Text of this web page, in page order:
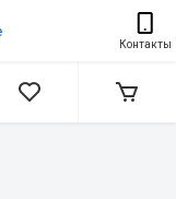
Контакты